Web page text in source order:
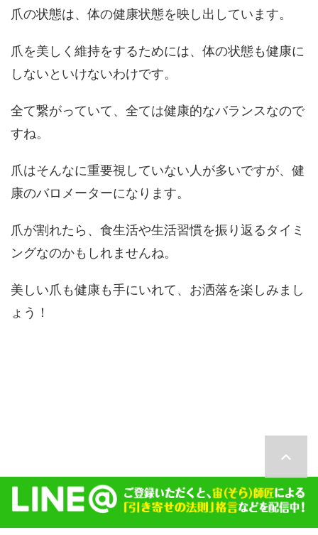
爪の状態は、体の健康状態を映し出しています。
爪を美しく維持をするためには、体の状態も健康に
しないといけないわけです。
全て繋がっていて、全ては健康的なバランスなので
すね。
爪はそんなに重要視していない人が多いですが、健
康のバロメーターになります。
爪が割れたら、食生活や生活習慣を振り返るタイミ
ングなのかもしれませんね。
美しい爪も健康も手にいれて、お洒落を楽しみまし
ょう！